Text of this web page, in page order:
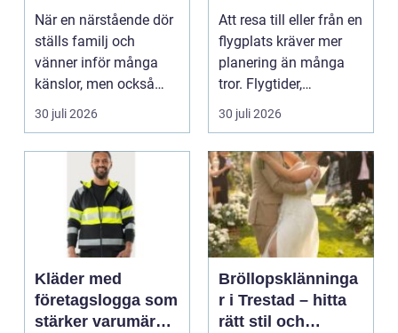
formas
När en närstående dör
ställs familj och
vänner inför många
känslor, men också
praktiska beslut. En b...
30 juli 2026
och smidig
Att resa till eller från en
flygplats kräver mer
planering än många
tror. Flygtider,
packning, säker...
30 juli 2026
Kläder med
företagslogga som
stärker varumärket
Bröllopsklänninga
r i Trestad – hitta
rätt stil och